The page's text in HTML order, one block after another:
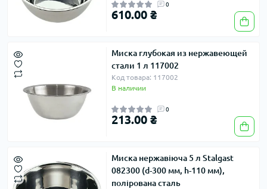
0
610.00 ₴
Миска глубокая из нержавеющей
стали 1 л 117002
Код товара: 117002
В наличии
0
213.00 ₴
Миска нержавіюча 5 л Stalgast
082300 (d-300 мм, h-110 мм),
полірована сталь